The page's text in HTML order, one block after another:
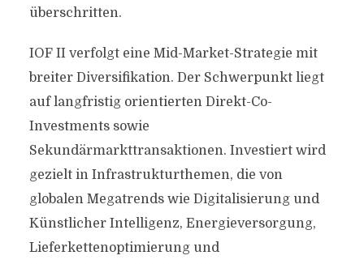
überschritten.
IOF II verfolgt eine Mid-Market-Strategie mit
breiter Diversifikation. Der Schwerpunkt liegt
auf langfristig orientierten Direkt-Co-
Investments sowie
Sekundärmarkttransaktionen. Investiert wird
gezielt in Infrastrukturthemen, die von
globalen Megatrends wie Digitalisierung und
Künstlicher Intelligenz, Energieversorgung,
Lieferkettenoptimierung und